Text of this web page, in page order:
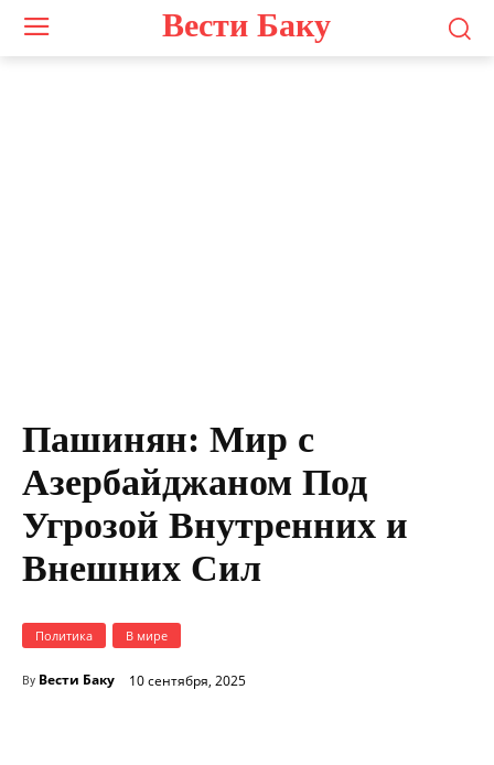
Вести Баку
Пашинян: Мир с
Азербайджаном Под
Угрозой Внутренних и
Внешних Сил
Политика В мире
By Вести Баку 10 сентября, 2025